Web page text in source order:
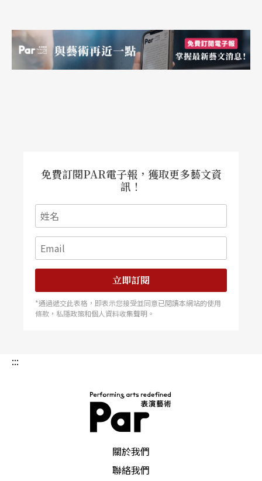
免費訂閱PAR電子報，獲取更多藝文資
訊！
立即訂閱
*通過遞交此表格，即表示您接受並同意已閱讀本網站的使用
條款，私隱政策和個人資料收集聲明。
:::
關於我們
聯絡我們